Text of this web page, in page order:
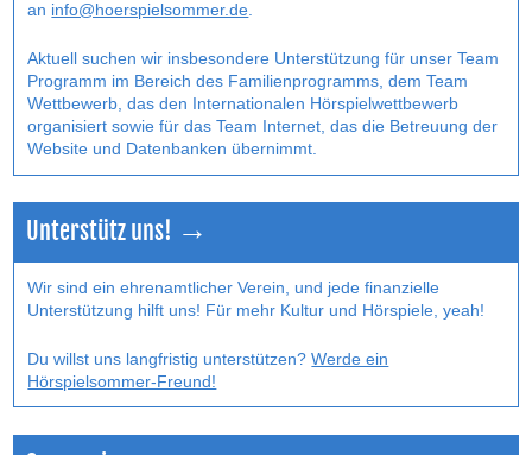
an info@hoerspielsommer.de.
Aktuell suchen wir insbesondere Unterstützung für unser Team
Programm im Bereich des Familienprogramms, dem Team
Wettbewerb, das den Internatio­nalen Hörspielwettbewerb
organisiert sowie für das Team Internet, das die Betreuung der
Website und Datenbanken übernimmt.
Unterstütz uns! →
Wir sind ein ehrenamtlicher Verein, und jede finanzielle
Unterstützung hilft uns! Für mehr Kultur und Hörspiele, yeah!
Du willst uns langfristig unterstützen?Werde ein
Hörspielsommer-Freund!